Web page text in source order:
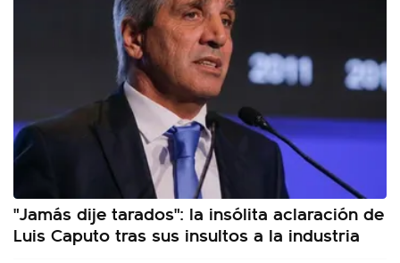
"Jamás dije tarados": la insólita aclaración de
Luis Caputo tras sus insultos a la industria